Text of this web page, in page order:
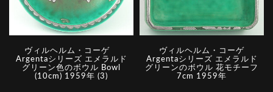
ヴィルヘルム・コーゲ
Argentaシリーズ エメラルド
グリーン色のボウル Bowl
(10cm) 1959年 (3)
ヴィルヘルム・コーゲ
Argentaシリーズ エメラルド
グリーンのボウル 花モチーフ
7cm 1959年